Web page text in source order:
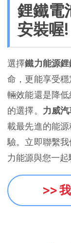
鋰鐵電
安裝喔!
選擇鐵力能源
命，更能享受
輛效能還是降
的選擇。 力威
載最先進的能
驗。立即聯繫
力能源與您一起
>>